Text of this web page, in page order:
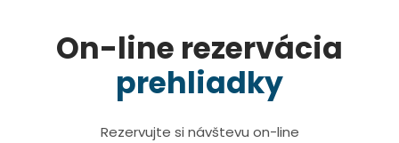
On-line rezervácia
prehliadky
Rezervujte si návštevu on-line